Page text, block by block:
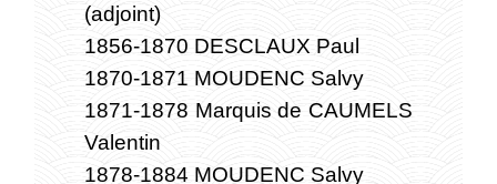
(adjoint)
1856-1870 DESCLAUX Paul
1870-1871 MOUDENC Salvy
1871-1878 Marquis de CAUMELS
Valentin
1878-1884 MOUDENC Salvy